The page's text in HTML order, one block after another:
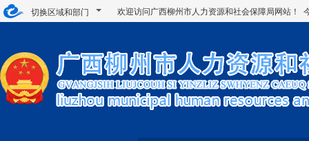
切换区域和部门 欢迎访问广西柳州市人力资源和社会保障局网站！